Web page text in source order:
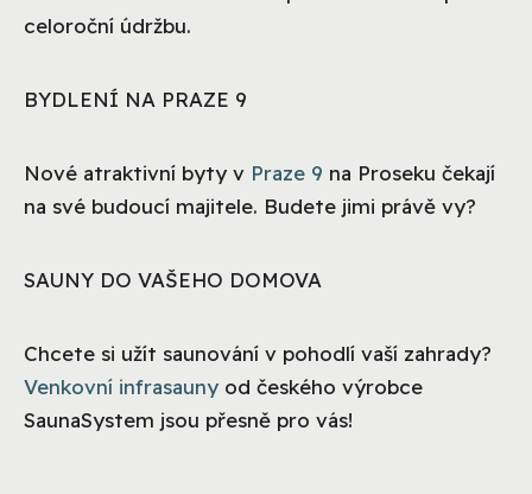
celoroční údržbu.
BYDLENÍ NA PRAZE 9
Nové atraktivní byty v Praze 9 na Proseku čekají
na své budoucí majitele. Budete jimi právě vy?
SAUNY DO VAŠEHO DOMOVA
Chcete si užít saunování v pohodlí vaší zahrady?
Venkovní infrasauny od českého výrobce
SaunaSystem jsou přesně pro vás!